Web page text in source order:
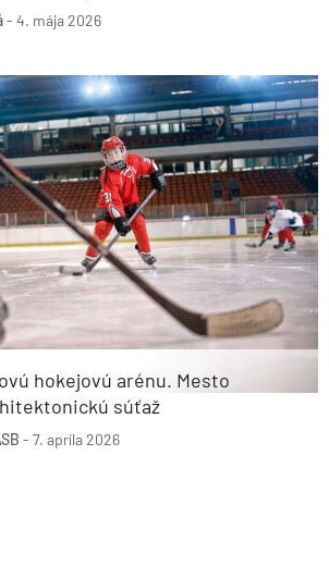
- 4. mája 2026
hokejovú arénu. Mesto
súťaž
- 7. apríla 2026